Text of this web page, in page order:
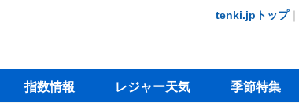
tenki.jpトップ｜
指数情報 レジャー天気 季節特集